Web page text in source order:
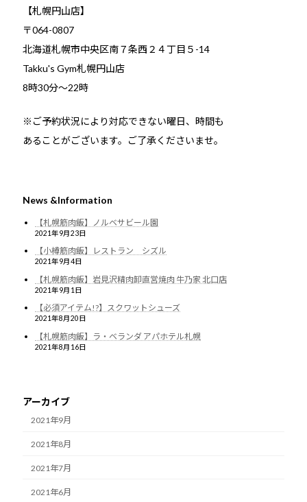
【札幌円山店】
〒064-0807
北海道札幌市中央区南７条西２４丁目５-14
Takku's Gym札幌円山店
8時30分～22時
※ご予約状況により対応できない曜日、時間も
あることがございます。ご了承くださいませ。
News &Information
【札幌筋肉飯】ノルベサビール園
2021年9月23日
【小樽筋肉飯】レストラン シズル
2021年9月4日
【札幌筋肉飯】岩見沢精肉卸直営焼肉 牛乃家 北口店
2021年9月1日
【必須アイテム!?】スクワットシューズ
2021年8月20日
【札幌筋肉飯】ラ・ベランダ アパホテル札幌
2021年8月16日
アーカイブ
2021年9月
2021年8月
2021年7月
2021年6月